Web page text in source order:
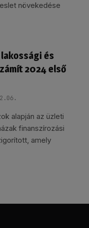
növekedése
és
2024 első
alapján az üzleti
finanszírozási
amely